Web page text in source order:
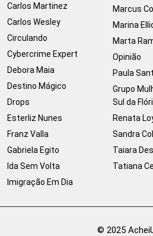
Carlos Martinez
Carlos Wesley
Circulando
Cybercrime Expert
Debora Maia
Destino Mágico
Drops
Esterliz Nunes
Franz Valla
Gabriela Egito
Ida Sem Volta
Imigração Em Dia
Marcus
Marina
Marta
Opinião
Paula
Grupo
Sul da
Renata
Sandra
Taiara
Tatiana
© 2025